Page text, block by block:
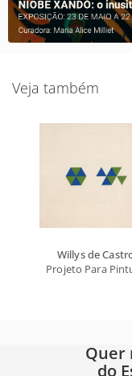
Veja também
Willys de
Projeto Para
Quer
do